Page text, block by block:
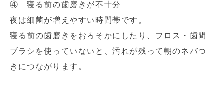
④ 寝る前の歯磨きが不十分
夜は細菌が増えやすい時間帯です。
寝る前の歯磨きをおろそかにしたり、フロス・歯間
ブラシを使っていないと、汚れが残って朝のネバつ
きにつながります。